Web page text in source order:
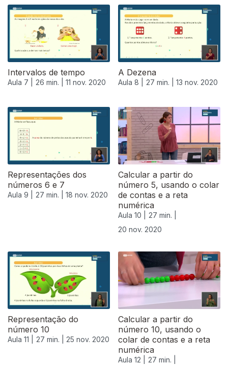
Intervalos de tempo
Aula 7 | 26 min. | 11 nov. 2020
A Dezena
Aula 8 | 27 min. | 13 nov. 2020
Representações dos
números 6 e 7
Aula 9 | 27 min. | 18 nov. 2020
Calcular a partir do
número 5, usando o colar
de contas e a reta
numérica
Aula 10 |
27 min. |
20 nov. 2020
Representação do
número 10
Aula 11 | 27 min. | 25 nov. 2020
Calcular a partir do
número 10, usando o
colar de contas e a reta
numérica
Aula 12 |
27 min. |
508697